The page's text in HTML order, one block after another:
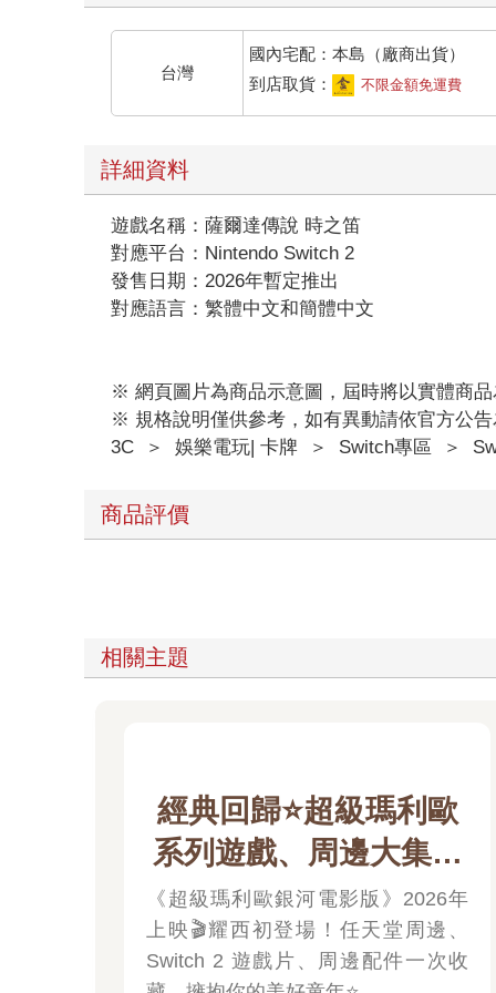
台灣
國內宅配：本島（廠商出貨）
到店取貨：
不限金額免運費
詳細資料
遊戲名稱：薩爾達傳說 時之笛
對應平台：Nintendo Switch 2
發售日期：2026年暫定推出
對應語言：繁體中文和簡體中文
※ 網頁圖片為商品示意圖，屆時將以實體商
※ 規格說明僅供參考，如有異動請依官方公
3C
＞ 娛樂電玩| 卡牌 ＞ Switch專區 ＞
商品評價
相關主題
經典回歸⭐超級瑪利歐
系列遊戲、周邊大集合
🍄
《超級瑪利歐銀河電影版》2026年
上映🎬耀西初登場！任天堂周邊、
Switch 2 遊戲片、周邊配件一次收